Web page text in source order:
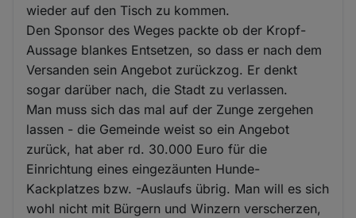
wieder auf den Tisch zu kommen.
Den Sponsor des Weges packte ob der Kropf-
Aussage blankes Entsetzen, so dass er nach dem
Versanden sein Angebot zurückzog. Er denkt
sogar darüber nach, die Stadt zu verlassen.
Man muss sich das mal auf der Zunge zergehen
lassen - die Gemeinde weist so ein Angebot
zurück, hat aber rd. 30.000 Euro für die
Einrichtung eines eingezäunten Hunde-
Kackplatzes bzw. -Auslaufs übrig. Man will es sich
wohl nicht mit Bürgern und Winzern verscherzen,